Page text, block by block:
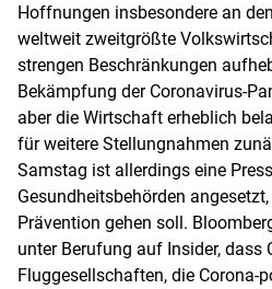
Hoffnungen insbesondere an
weltweit zweitgrößte
strengen Beschränkungen
Bekämpfung der Coronavirus-
aber die Wirtschaft erheblich
für weitere Stellungnahmen
Samstag ist allerdings eine
Gesundheitsbehörden
Prävention gehen soll.
unter Berufung auf Insider, dass
Fluggesellschaften, die Corona-